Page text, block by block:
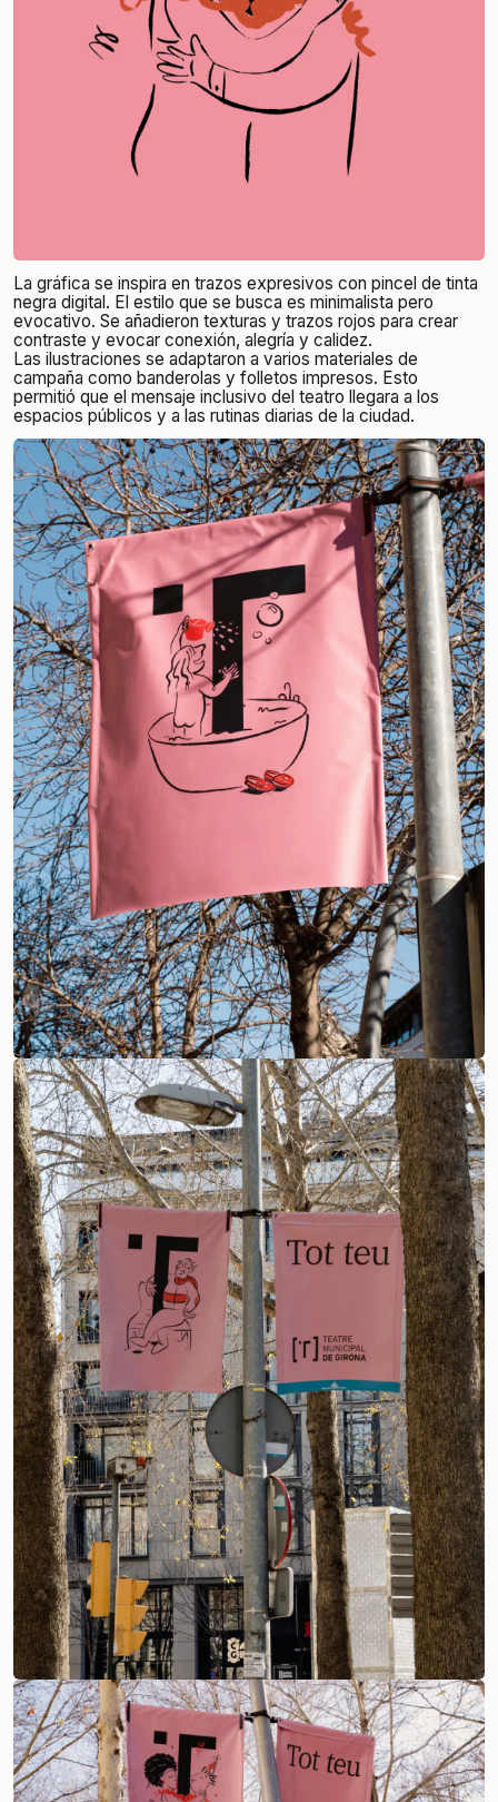
La gráfica se inspira en trazos expresivos con pincel de tinta
negra digital. El estilo que se busca es minimalista pero
evocativo. Se añadieron texturas y trazos rojos para crear
contraste y evocar conexión, alegría y calidez.
Las ilustraciones se adaptaron a varios materiales de
campaña como banderolas y folletos impresos. Esto
permitió que el mensaje inclusivo del teatro llegara a los
espacios públicos y a las rutinas diarias de la ciudad.